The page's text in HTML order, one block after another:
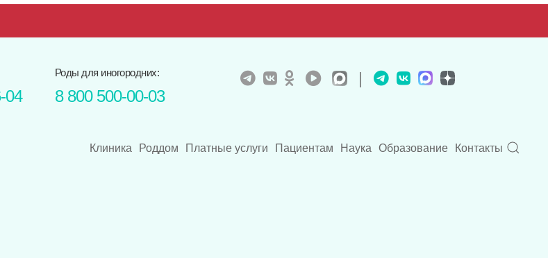
04
Роды для иногородних:
8 800 500-00-03
|
Клиника Роддом Платные услуги Пациентам Наука Образование Контакты